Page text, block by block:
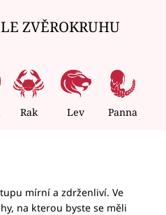
ZVĚROKRUHU
Rak Lev Panna
mírní a zdrženliví. Ve
na kterou byste se měli